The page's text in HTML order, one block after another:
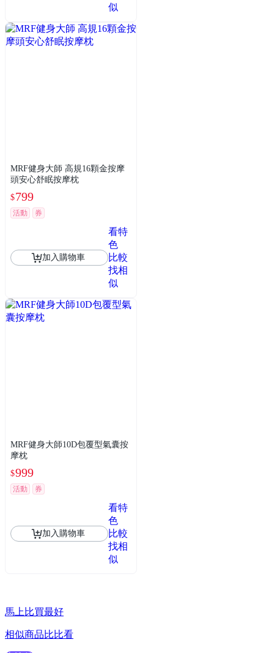
似
MRF健身大師 高規16顆金按摩
頭安心舒眠按摩枕
$799
活動 券
加入購物車
看特
色
比較
找相
似
MRF健身大師10D包覆型氣囊按
摩枕
$999
活動 券
加入購物車
看特
色
比較
找相
似
馬上比買最好
相似商品比比看